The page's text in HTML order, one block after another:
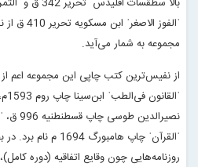
ˈالفوز
مجموعه به شمار می‌آید.
از نفیس‌ترین کتب چاپی این مجموعه اعم
ˈالقرآنˈ چاپ
روزنامه‌هایی چون وقایع‌ اتفاقیه (دوره